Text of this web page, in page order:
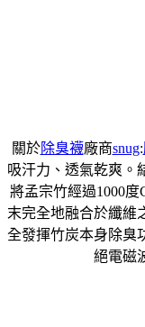
關於除臭襪廠商snug:
吸汗力、透氣乾爽。
將孟宗竹經過1000
末完全地融合於纖維
全發揮竹炭本身除臭
絕電磁